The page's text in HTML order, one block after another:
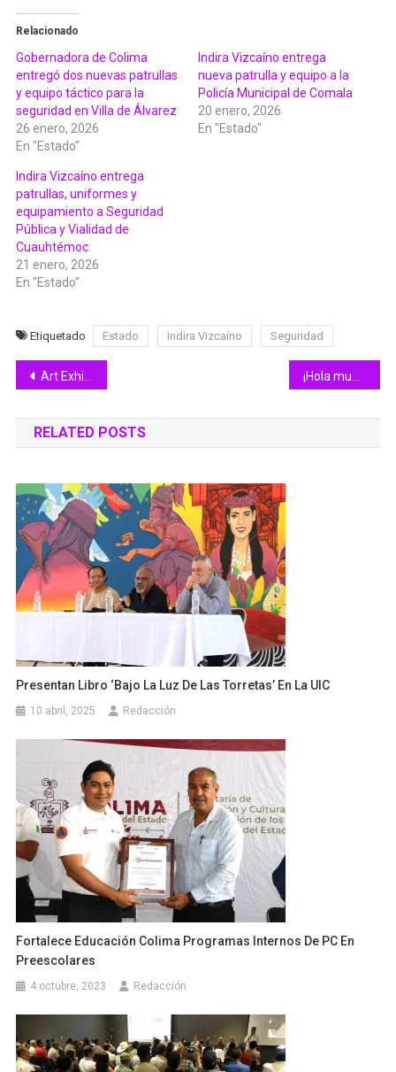
Relacionado
Gobernadora de Colima
entregó dos nuevas patrullas
y equipo táctico para la
seguridad en Villa de Álvarez
26 enero, 2026
En "Estado"
Indira Vizcaíno entrega
nueva patrulla y equipo a la
Policía Municipal de Comala
20 enero, 2026
En "Estado"
Indira Vizcaíno entrega
patrullas, uniformes y
equipamiento a Seguridad
Pública y Vialidad de
Cuauhtémoc
21 enero, 2026
En "Estado"
Etiquetado Estado Indira Vizcaíno Seguridad
Navegación
de
entradas
Art Exhibition Going To Start This Week ¡Hola mundo!
RELATED POSTS
Presentan Libro ‘Bajo La Luz De Las Torretas’ En La UIC
10 abril, 2025 Redacción
Fortalece Educación Colima Programas Internos De PC En
Preescolares
4 octubre, 2023 Redacción